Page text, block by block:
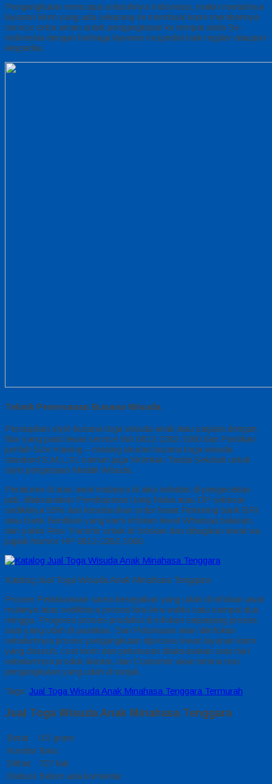
Pengangkutan mencapai seluruhnya Indonesia, makin meriahnya
layanan kirim yang ada sekarang ini membuat kami memberinya
service extra aman untuk pengangkutan ke tempat anda Se-
Indonesia dengan berbaga layanan exspedisi baik reguler ataupun
ekspedisi.
Teknik Pemesanan Busana Wisuda
Persiapkan style busana toga wisuda anak atau sarjana dengan
fitur yang pasti lewat service WA 0812-2282-1060 dan Pastikan
jumlah Size masing – masing ukuran busana toga wisuda
standard S,M,L,XL namun juga Kirimkan Tanda Sekolah untuk
style pengerjaan Medali Wisuda.
Peraturan di atas awal mulanya di akui sehabis di pengecekan
jadi, dilaksanakan Pembayaran Uang Muka atau DP sebesar
sedikitnya 50% dari keseluruhan order lewat Rekening bank BRI
atau Bank Berdikari yang kami infokan lewat Whatsap balasan,
dan yakini Resi Transfer untuk di fotokan dan dibagikan lewat wa
jugadi Nomor HP 0812-2282-1060.
Katalog Jual Toga Wisuda Anak Minahasa Tenggara
Prosen Pelaksanaan sama kesepakan yang udah di infokan awal
mulanya atau sedikitnya proses kira-kira waktu satu sampai dua
minggu, Progress proses produksi di infokan sepanjang proses
saat yang udah di pastikan. Dan Pelunasan akan diinfokan
sebelumnya proses pengangkutan diproses lewat layanan kirim
yang disuruh, cost kirim dan pelunasan dilaksanakan satu hari
sebelumnya produk diantar, dan Costumer akan terima resi
pengangkutan yang udah di tunjuk.
Tags: Jual Toga Wisuda Anak Minahasa Tenggara Termurah
Jual Toga Wisuda Anak Minahasa Tenggara
Berat
0.5 gram
Kondisi Baru
Dilihat
727 kali
Diskusi Belum ada komentar